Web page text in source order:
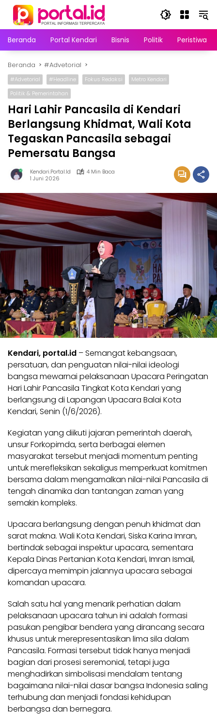
Langsung
konten
Beranda
Portal Kendari Bisnis Politik Peristiwa
Beranda #Advetorial
#Advetorial #Headline Fokus Redaksi
Metro Kendari
Politik & Pemerintahan
Hari Lahir Pancasila di Kendari
Berlangsung Khidmat, Wali Kota
Tegaskan Pancasila sebagai
Pemersatu Bangsa
Kendari.portal.id
4 Min Baca
1 Juni 2026
Kendari, portal.id – Semangat kebangsaan,
persatuan, dan penguatan nilai-nilai ideologi
bangsa mewarnai pelaksanaan Upacara Peringatan
Hari Lahir Pancasila Tingkat Kota Kendari yang
berlangsung di Lapangan Upacara Balai Kota
Kendari, Senin (1/6/2026).
Kegiatan yang diikuti jajaran pemerintah daerah,
unsur Forkopimda, serta berbagai elemen
masyarakat tersebut menjadi momentum penting
untuk merefleksikan sekaligus memperkuat komitmen
bersama dalam mengamalkan nilai-nilai Pancasila di
tengah dinamika dan tantangan zaman yang
semakin kompleks.
Upacara berlangsung dengan penuh khidmat dan
sarat makna. Wali Kota Kendari, Siska Karina Imran,
bertindak sebagai inspektur upacara, sementara
Kepala Dinas Pertanian Kota Kendari, Imran Ismail,
dipercaya memimpin jalannya upacara sebagai
komandan upacara.
Salah satu hal yang menarik perhatian dalam
pelaksanaan upacara tahun ini adalah formasi
pasukan pengibar bendera yang dirancang secara
khusus untuk merepresentasikan lima sila dalam
Pancasila. Formasi tersebut tidak hanya menjadi
bagian dari prosesi seremonial, tetapi juga
menghadirkan simbolisasi mendalam tentang
bagaimana nilai-nilai dasar bangsa Indonesia saling
terhubung dan menjadi fondasi kehidupan
berbangsa dan bernegara.